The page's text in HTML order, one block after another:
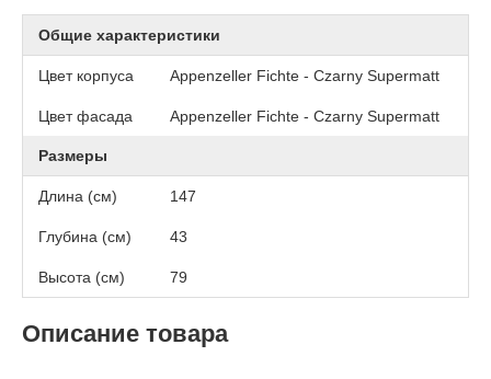
Общие характеристики
Цвет корпуса Appenzeller Fichte - Czarny Supermatt
Цвет фасада Appenzeller Fichte - Czarny Supermatt
Размеры
Длина (см) 147
Глубина (см) 43
Высота (см) 79
Описание товара